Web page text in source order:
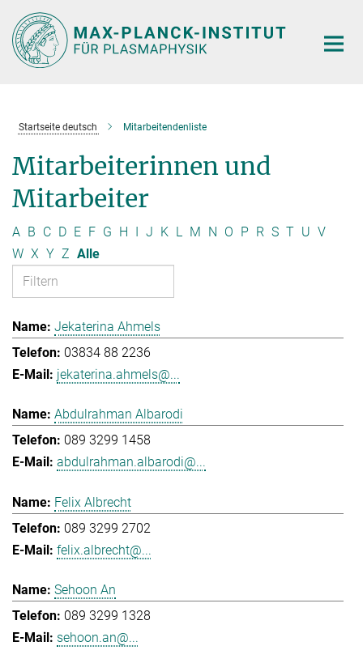
Hauptinhalt
Startseite deutsch Mitarbeitendenliste
Mitarbeiterinnen und
Mitarbeiter
A B C D E F G H I J K L M N O P R S T U V
W X Y Z Alle
Jekaterina Ahmels
03834 88 2236
jekaterina.ahmels@...
Abdulrahman Albarodi
089 3299 1458
abdulrahman.albarodi@...
Felix Albrecht
089 3299 2702
felix.albrecht@...
Sehoon An
089 3299 1328
sehoon.an@...